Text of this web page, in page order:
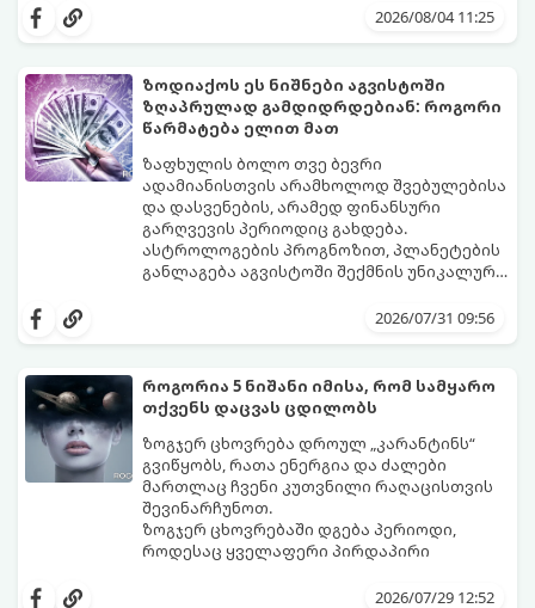
ყველაზე ბედნიერი თვე აღმოჩნდება.
2026/08/04 11:25
ზოდიაქოს ეს ნიშნები აგვისტოში
ზღაპრულად გამდიდრდებიან: როგორი
წარმატება ელით მათ
ზაფხულის ბოლო თვე ბევრი
ადამიანისთვის არამხოლოდ შვებულებისა
და დასვენების, არამედ ფინანსური
გარღვევის პერიოდიც გახდება.
ასტროლოგების პროგნოზით, პლანეტების
განლაგება აგვისტოში შექმნის უნიკალურ
ზოდიაქოს 4 ნიშანს ფინანსური წარმატების
შორის, ვისაც აგვისტოში ფინანსური
2026/07/31 09:56
როგორია 5 ნიშანი იმისა, რომ სამყარო
თქვენს დაცვას ცდილობს
ზოგჯერ ცხოვრება დროულ „კარანტინს“
გვიწყობს, რათა ენერგია და ძალები
მართლაც ჩვენი კუთვნილი რაღაცისთვის
შევინარჩუნოთ.
ზოგჯერ ცხოვრებაში დგება პერიოდი,
როდესაც ყველაფერი პირდაპირი
იშლება მნიშვნელოვანი გარიგებები,
2026/07/29 12:52